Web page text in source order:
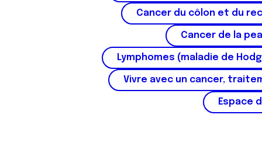
Cancer du côlon et du
Cancer de la
Lymphomes (maladie de
Vivre avec un cancer,
Espace